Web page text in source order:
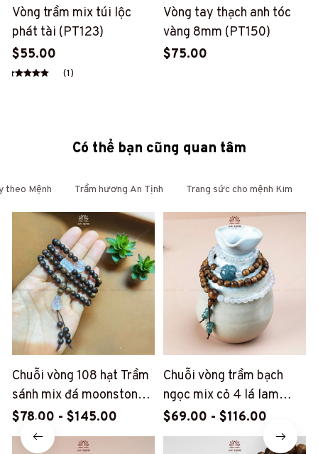
Vòng trầm mix túi lộc
phát tài (PT123)
$55.00
(1)
Vòng tay thạch anh tóc
vàng 8mm (PT150)
$75.00
Có thể bạn cũng quan tâm
theo Mệnh Trầm hương An Tịnh Trang sức cho mệnh Kim
Chuỗi vòng 108 hạt Trầm
sánh mix đá moonstone
ánh trăng (PT45)
$78.00 - $145.00
Chuỗi vòng trầm bạch
ngọc mix cỏ 4 lá lam
ngọc (PT117)
$69.00 - $116.00